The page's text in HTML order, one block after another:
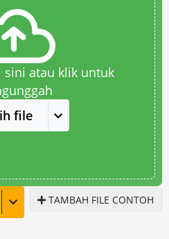
sini atau klik untuk
file
TAMBAH FILE CONTOH